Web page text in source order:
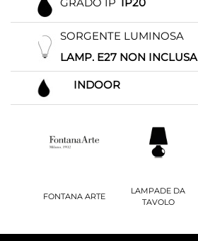
GRADO IP IP20
SORGENTE LUMINOSA
LAMP. E27 NON INCLUSA
INDOOR
FONTANA ARTE
LAMPADE DA
TAVOLO